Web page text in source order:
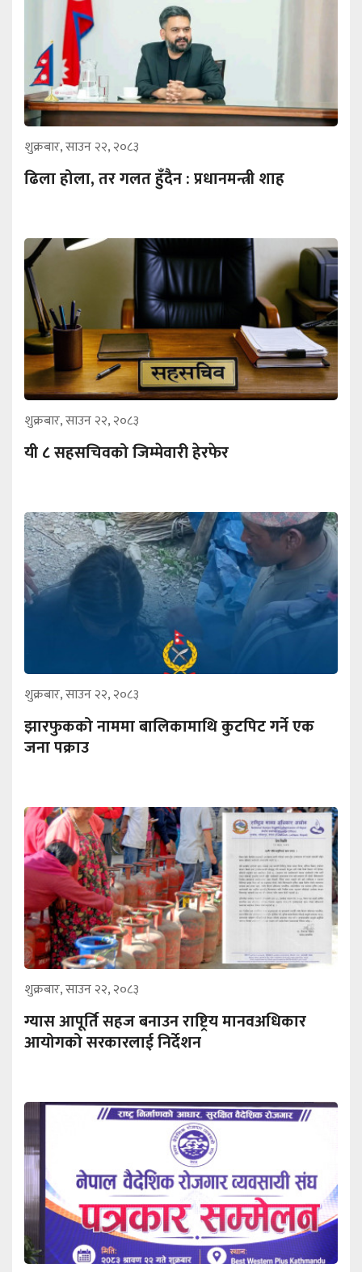
शुक्रबार, साउन २२, २०८३
ढिला होला, तर गलत हुँदैन : प्रधानमन्त्री शाह
शुक्रबार, साउन २२, २०८३
यी ८ सहसचिवको जिम्मेवारी हेरफेर
शुक्रबार, साउन २२, २०८३
झारफुकको नाममा बालिकामाथि कुटपिट गर्ने एक
जना पक्राउ
शुक्रबार, साउन २२, २०८३
ग्यास आपूर्ति सहज बनाउन राष्ट्रिय मानवअधिकार
आयोगको सरकारलाई निर्देशन